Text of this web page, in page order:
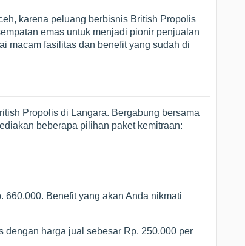
karena peluang berbisnis British Propolis
emas untuk menjadi pionir penjualan
macam fasilitas dan benefit yang sudah di
Propolis di Langara. Bergabung bersama
beberapa pilihan paket kemitraan:
Benefit yang akan Anda nikmati
dengan harga jual sebesar Rp. 250.000 per